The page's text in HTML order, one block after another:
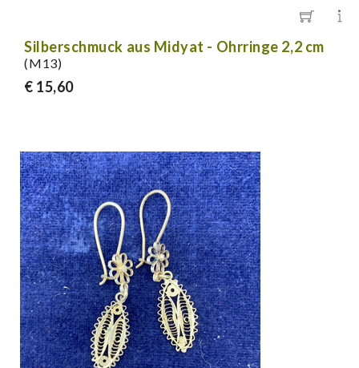
Silberschmuck aus Midyat - Ohrringe 2,2 cm
(M13)
€ 15,60